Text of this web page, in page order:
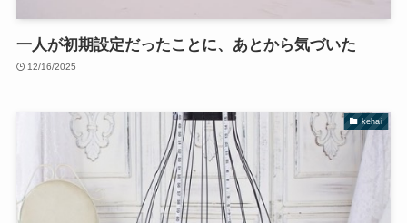
一人が初期設定だったことに、あとから気づいた
12/16/2025
kehai